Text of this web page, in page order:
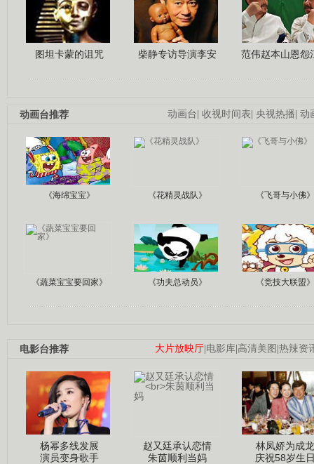
图坦卡蒙的诅咒 柴静专访导演李安 范伟赵本山恩怨
动画台 收视时间表 央视热播 动
动画台推荐
《海绵宝宝》 《花精灵战队》 《飞哥与小佛》
《蔬菜宝宝要回家》 《功夫总动员》 《竞技大联盟》
大片放映厅 电影库 高清美图 热辣资
电影台推荐
杨幂多线发展
演员变身歌手
赵又廷承认恋情
朱茵顺利当妈
林凤娇为成龙
庆祝58岁生